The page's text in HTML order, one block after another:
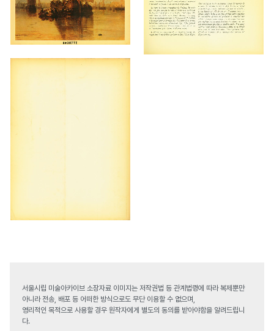
서울시립 미술아카이브 소장자료 이미지는 저작권법 등 관계법령에 따라 복제뿐만
아니라 전송, 배포 등 어떠한 방식으로도 무단 이용할 수 없으며,
영리적인 목적으로 사용할 경우 원작자에게 별도의 동의를 받아야함을 알려드립니
다.